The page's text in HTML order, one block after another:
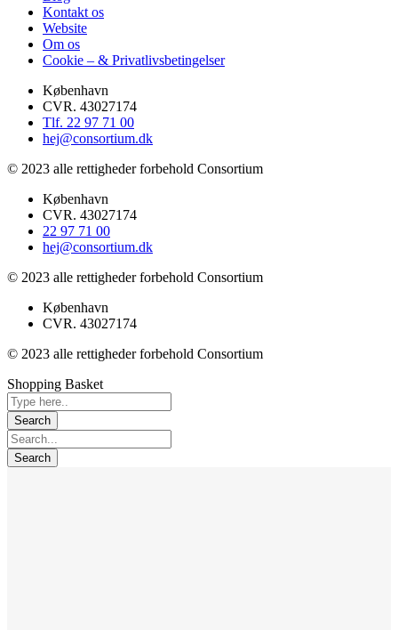
Kontakt os
Website
Om os
Cookie – & Privatlivsbetingelser
København
CVR. 43027174
Tlf. 22 97 71 00
hej@consortium.dk
© 2023 alle rettigheder forbehold Consortium
København
CVR. 43027174
22 97 71 00
hej@consortium.dk
© 2023 alle rettigheder forbehold Consortium
København
CVR. 43027174
© 2023 alle rettigheder forbehold Consortium
Shopping Basket